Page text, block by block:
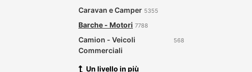
Caravan e Camper 5355
Barche - Motori 7788
Camion - Veicoli
Commerciali
568
Un livello in più